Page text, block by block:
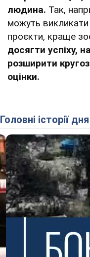
людина. Так,
можуть викликати
проєкти, краще
досягти успіху,
розширити
оцінки.
Головні історії дня